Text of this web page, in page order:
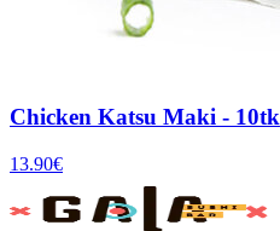
Chicken Katsu Maki - 10tk
13.90€